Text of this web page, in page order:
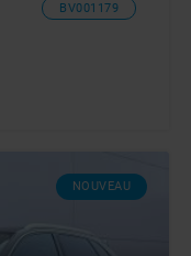
BV001179
NOUVEAU